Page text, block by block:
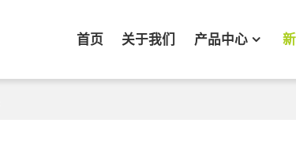
首页 关于我们 产品中心